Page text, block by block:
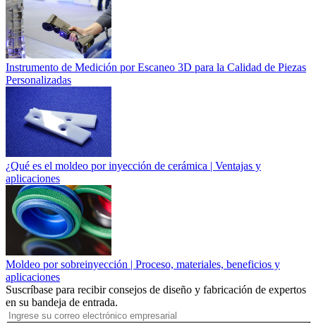
Instrumento de Medición por Escaneo 3D para la Calidad de Piezas
Personalizadas
¿Qué es el moldeo por inyección de cerámica | Ventajas y
aplicaciones
Moldeo por sobreinyección | Proceso, materiales, beneficios y
aplicaciones
Suscríbase para recibir consejos de diseño y fabricación de expertos
en su bandeja de entrada.